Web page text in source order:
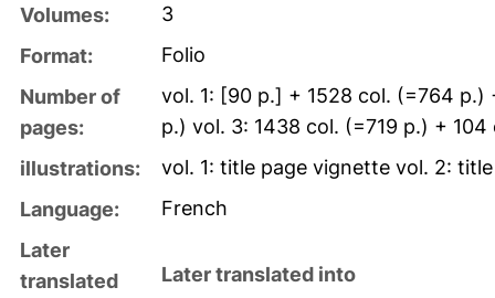
Volumes:
3
Format:
Folio
Number of
pages:
vol. 1: [90 p.] + 1528 col. (=764 p.)
p.) vol. 3: 1438 col. (=719 p.) +
illustrations:
vol. 1: title page vignette vol. 2:
Language:
French
Later
translated
Later translated into